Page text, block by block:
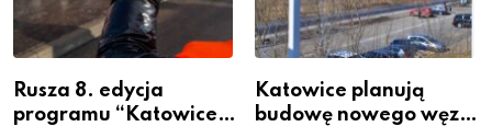
Rusza 8. edycja
programu “Katowice
Katowice planują
budowę nowego węzła